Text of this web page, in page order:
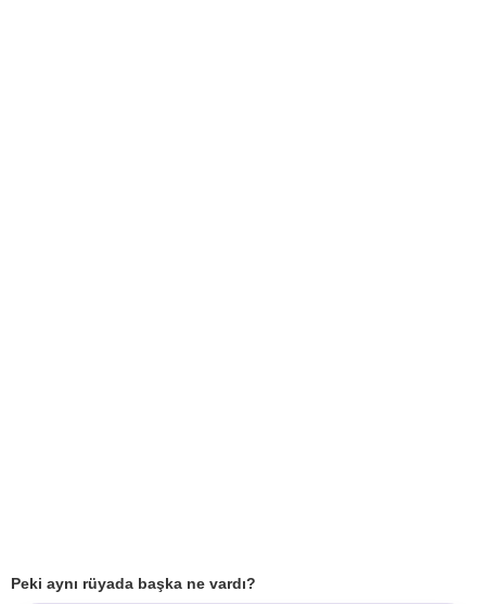
Peki aynı rüyada başka ne vardı?